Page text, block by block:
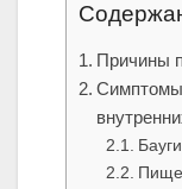
Причины
Симптомы